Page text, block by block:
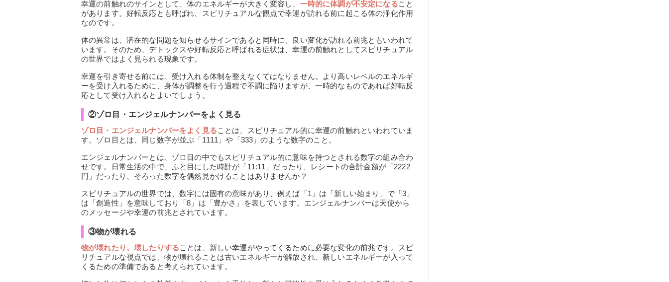
幸運の前触れのサインとして、体のエネルギーが大きく変容し、 一時的に体調が不安定になること
があります。好転反応とも呼ばれ、スピリチュアルな観点で幸運が訪れる前に起こる体の浄化作用
なのです。
体の異常は、潜在的な問題を知らせるサインであると同時に、良い変化が訪れる前兆ともいわれて
います。そのため、デトックスや好転反応と呼ばれる症状は、幸運の前触れとしてスピリチュアル
の世界ではよく見られる現象です。
幸運を引き寄せる前には、受け入れる体制を整えなくてはなりません。より高いレベルのエネルギ
ーを受け入れるために、身体が調整を行う過程で不調に陥りますが、一時的なものであれば好転反
応として受け入れるとよいでしょう。
②ゾロ目・エンジェルナンバーをよく見る
ゾロ目・エンジェルナンバーをよく見ることは、スピリチュアル的に幸運の前触れといわれていま
す。ゾロ目とは、同じ数字が並ぶ「1111」や「333」のような数字のこと。
エンジェルナンバーとは、ゾロ目の中でもスピリチュアル的に意味を持つとされる数字の組み合わ
せです。日常生活の中で、ふと目にした時計が「11:11」だったり、レシートの合計金額が「2222
円」だったり、そろった数字を偶然見かけることはありませんか？
スピリチュアルの世界では、数字には固有の意味があり、例えば「1」は「新しい始まり」で「3」
は「創造性」を意味しており「8」は「豊かさ」を表しています。エンジェルナンバーは天使から
のメッセージや幸運の前兆とされています。
③物が壊れる
物が壊れたり、壊したりすることは、新しい幸運がやってくるために必要な変化の前兆です。スピ
リチュアルな視点では、物が壊れることは古いエネルギーが解放され、新しいエネルギーが入って
くるための準備であると考えられています。